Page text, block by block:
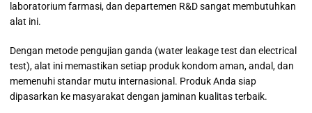
laboratorium farmasi, dan departemen R&D sangat membutuhkan
alat ini.
Dengan metode pengujian ganda (water leakage test dan electrical
test), alat ini memastikan setiap produk kondom aman, andal, dan
memenuhi standar mutu internasional. Produk Anda siap
dipasarkan ke masyarakat dengan jaminan kualitas terbaik.